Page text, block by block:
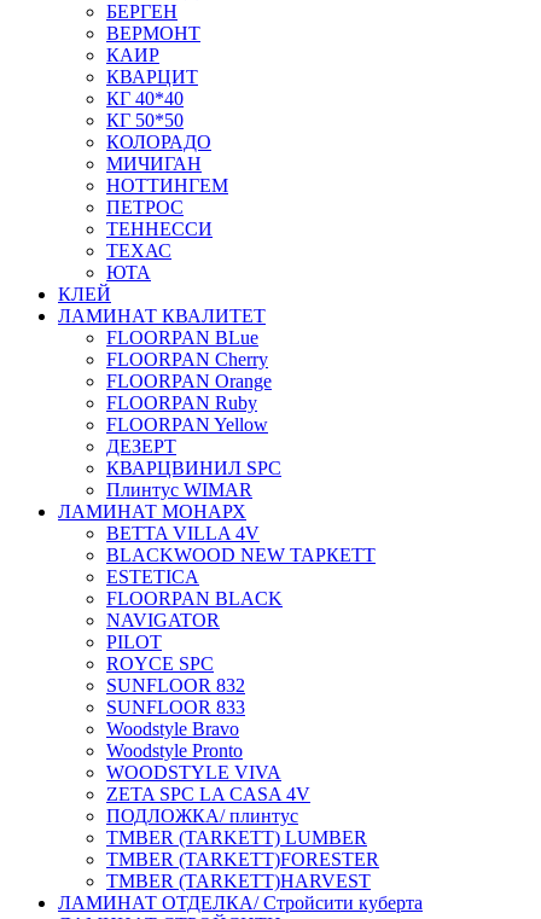
БЕРГЕН
ВЕРМОНТ
КАИР
КВАРЦИТ
КГ 40*40
КГ 50*50
КОЛОРАДО
МИЧИГАН
НОТТИНГЕМ
ПЕТРОС
ТЕННЕССИ
ТЕХАС
ЮТА
КЛЕЙ
ЛАМИНАТ КВАЛИТЕТ
FLOORPAN BLue
FLOORPAN Cherry
FLOORPAN Orange
FLOORPAN Ruby
FLOORPAN Yellow
ДЕЗЕРТ
КВАРЦВИНИЛ SPC
Плинтус WIMAR
ЛАМИНАТ МОНАРХ
BETTA VILLA 4V
BLACKWOOD NEW ТАРКЕТТ
ESTETICA
FLOORPAN BLACK
NAVIGATOR
PILOT
ROYCE SPC
SUNFLOOR 832
SUNFLOOR 833
Woodstyle Bravo
Woodstyle Pronto
WOODSTYLE VIVA
ZETA SPC LA CASA 4V
ПОДЛОЖКА/ плинтус
ТMBER (TARKETT) LUMBER
ТMBER (TARKETT)FORESTER
ТMBER (TARKETT)HARVEST
ЛАМИНАТ ОТДЕЛКА/ Стройсити куберта